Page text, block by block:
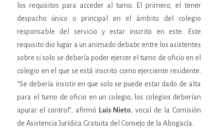
los requisitos para acceder al turno. El primero, el tener
despacho único o principal en el ámbito del colegio
responsable del servicio y estar inscrito en este. Este
requisito dio lugar a un animado debate entre los asistentes
sobre si solo se debería poder ejercer el turno de oficio en el
colegio en el que se está inscrito como ejerciente residente.
“Se debería insistir en que solo se puede estar dado de alta
para el turno de oficio en un colegio, los colegios deberían
apurar el control”, afirmó Luis Nieto, vocal de la Comisión
de Asistencia Jurídica Gratuita del Consejo de la Abogacía.